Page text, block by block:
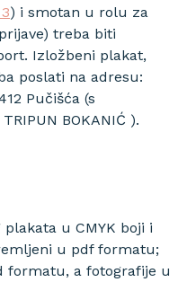
) i smotan u rolu za
treba biti
Izložbeni plakat,
poslati na adresu:
Pučišća (s
BOKANIĆ ).
u CMYK boji i
u pdf formatu;
formatu, a fotografije u